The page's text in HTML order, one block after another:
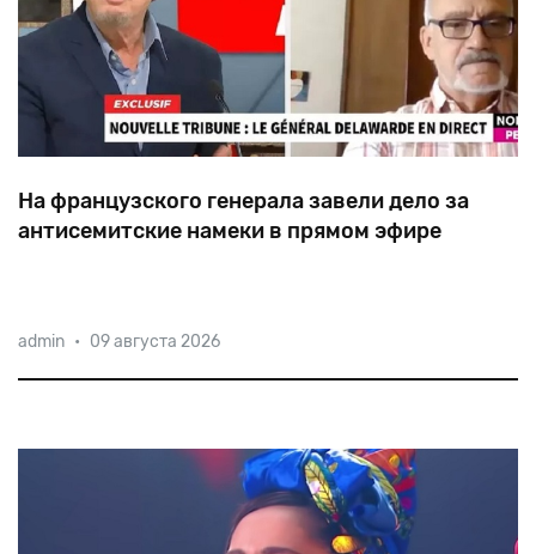
На французского генерала завели дело за
антисемитские намеки в прямом эфире
разведки и радиоэлектронной борьбы генерала
Доминика Делаварда — «еврейский контроль» над
admin • 09 августа 2026